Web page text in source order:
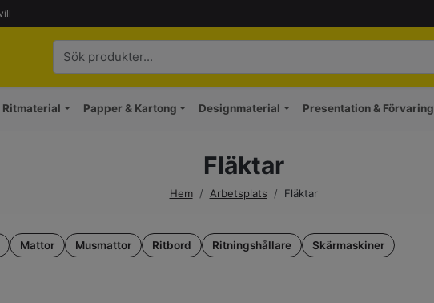
Ritmaterial Papper & Kartong Designmaterial Presentation & Förvaring
Fläktar
Hem / Arbetsplats / Fläktar
Mattor Musmattor Ritbord Ritningshållare Skärmaskiner